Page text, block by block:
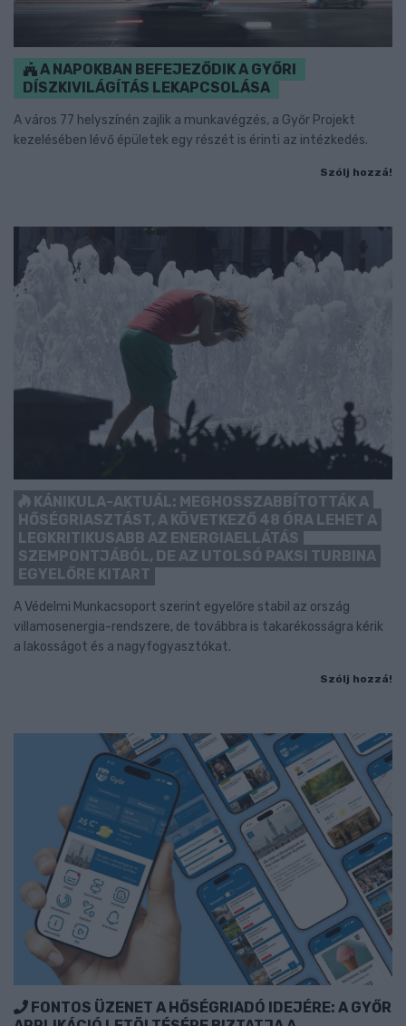
A NAPOKBAN BEFEJEZŐDIK A GYŐRI
DÍSZKIVILÁGÍTÁS LEKAPCSOLÁSA
A város 77 helyszínén zajlik a munkavégzés, a Győr Projekt
kezelésében lévő épületek egy részét is érinti az intézkedés.
Szólj hozzá!
KÁNIKULA-AKTUÁL: MEGHOSSZABBÍTOTTÁK A
HŐSÉGRIASZTÁST, A KÖVETKEZŐ 48 ÓRA LEHET A
LEGKRITIKUSABB AZ ENERGIAELLÁTÁS
SZEMPONTJÁBÓL, DE AZ UTOLSÓ PAKSI TURBINA
EGYELŐRE KITART
A Védelmi Munkacsoport szerint egyelőre stabil az ország
villamosenergia-rendszere, de továbbra is takarékosságra kérik
a lakosságot és a nagyfogyasztókat.
Szólj hozzá!
FONTOS ÜZENET A HŐSÉGRIADÓ IDEJÉRE: A GYŐR